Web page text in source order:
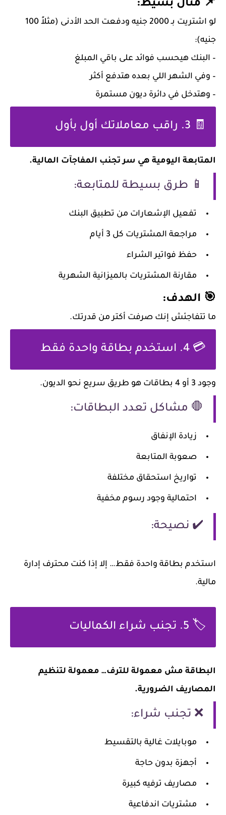
📌 مثال بسيط:
لو اشتريت بـ 2000 جنيه ودفعت الحد الأدنى (مثلاً 100
جنيه):
– البنك هيحسب فوائد على باقي المبلغ
– وفي الشهر اللي بعده هتدفع أكثر
– وهتدخل في دائرة ديون مستمرة
🧾 3. راقب معاملاتك أول بأول
المتابعة اليومية هي سر تجنب المفاجآت المالية.
📱 طرق بسيطة للمتابعة:
تفعيل الإشعارات من تطبيق البنك
مراجعة المشتريات كل 3 أيام
حفظ فواتير الشراء
مقارنة المشتريات بالميزانية الشهرية
🎯 الهدف:
ما تتفاجئش إنك صرفت أكتر من قدرتك.
💳 4. استخدم بطاقة واحدة فقط
وجود 3 أو 4 بطاقات هو طريق سريع نحو الديون.
🛑 مشاكل تعدد البطاقات:
زيادة الإنفاق
صعوبة المتابعة
تواريخ استحقاق مختلفة
احتمالية وجود رسوم مخفية
✔️ نصيحة:
استخدم بطاقة واحدة فقط… إلا إذا كنت محترف إدارة
مالية.
🏷️ 5. تجنب شراء الكماليات
البطاقة مش معمولة للترف… معمولة لتنظيم
المصاريف الضرورية.
❌ تجنب شراء:
موبايلات غالية بالتقسيط
أجهزة بدون حاجة
مصاريف ترفيه كبيرة
مشتريات اندفاعية